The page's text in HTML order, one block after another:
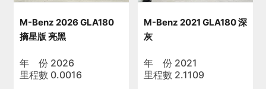
M-Benz 2026 GLA180
摘星版 亮黑
年 份 2026
里程數 0.0016
M-Benz 2021 GLA180 深
灰
年 份 2021
里程數 2.1109